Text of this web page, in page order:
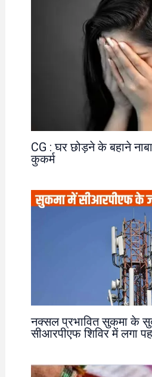
CG : घर छोड़ने के बहाने
कुकर्म
नक्सल प्रभावित सुकमा के
सीआरपीएफ शिविर में लगा